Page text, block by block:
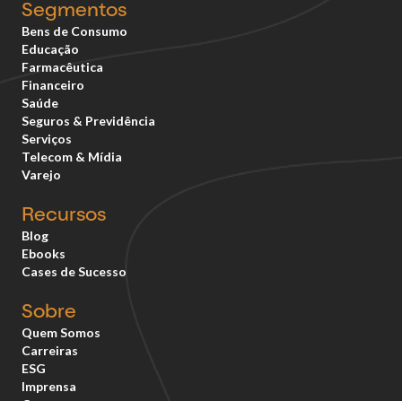
Segmentos
Bens de Consumo
Educação
Farmacêutica
Financeiro
Saúde
Seguros & Previdência
Serviços
Telecom & Mídia
Varejo
Recursos
Blog
Ebooks
Cases de Sucesso
Sobre
Quem Somos
Carreiras
ESG
Imprensa